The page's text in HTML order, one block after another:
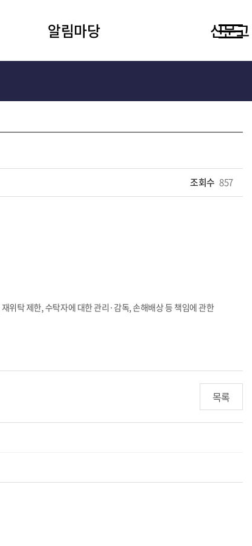
알림마당 신문고
조회수 857
재위탁 제한,수탁자에 대한 관리·감독,손해배상 등 책임에 관한
목록